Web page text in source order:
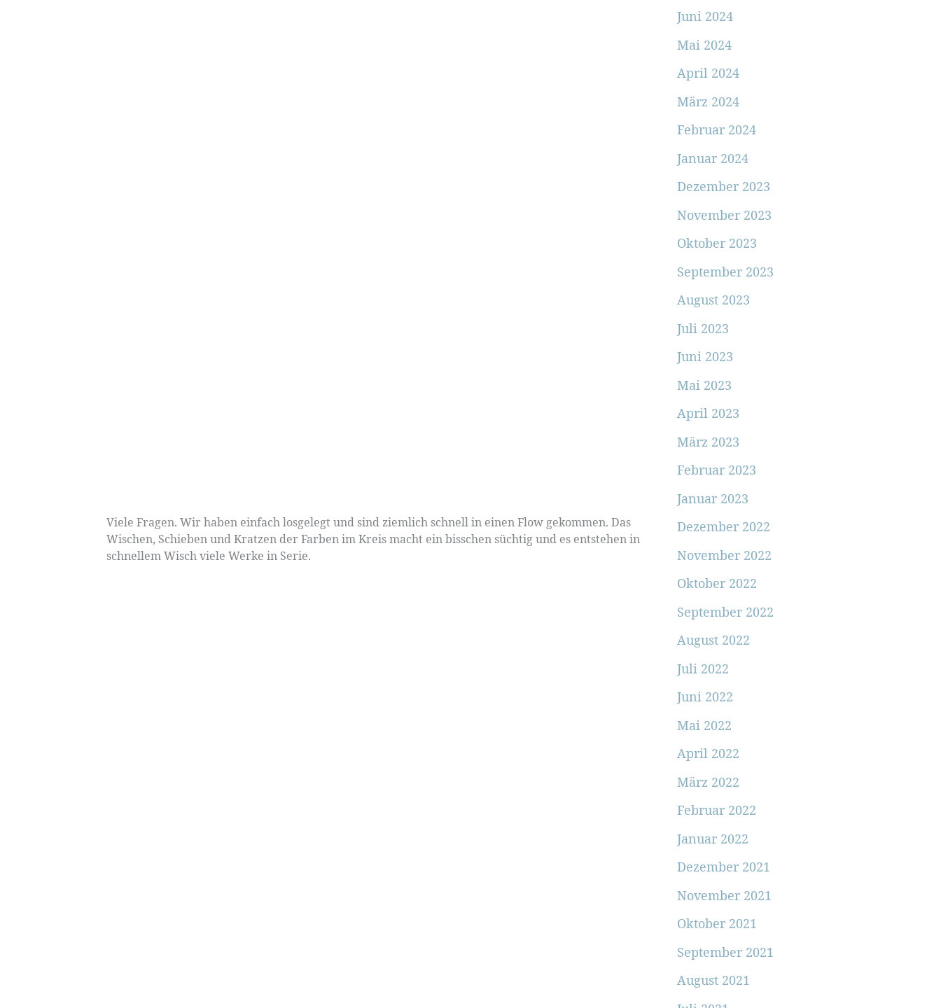
Viele Fragen. Wir haben einfach losgelegt und sind ziemlich schnell in einen Flow gekommen. Das
Wischen, Schieben und Kratzen der Farben im Kreis macht ein bisschen süchtig und es entstehen in
schnellem Wisch viele Werke in Serie.
Juni 2024
Mai 2024
April 2024
März 2024
Februar 2024
Januar 2024
Dezember 2023
November 2023
Oktober 2023
September 2023
August 2023
Juli 2023
Juni 2023
Mai 2023
April 2023
März 2023
Februar 2023
Januar 2023
Dezember 2022
November 2022
Oktober 2022
September 2022
August 2022
Juli 2022
Juni 2022
Mai 2022
April 2022
März 2022
Februar 2022
Januar 2022
Dezember 2021
November 2021
Oktober 2021
September 2021
August 2021